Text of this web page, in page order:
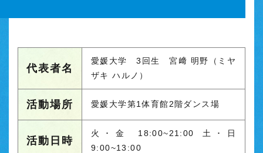
代表者名
愛媛大学 3回生 宮﨑 明野（ミヤ
ザキ ハルノ）
活動場所 愛媛大学第1体育館2階ダンス場
活動日時
火･金 18:00~21:00 土･日
9:00~13:00